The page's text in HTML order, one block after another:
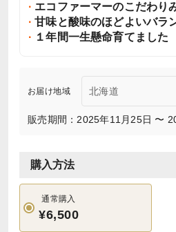
エコファーマーのこだわり
甘味と酸味のほどよいバラ
１年間一生懸命育てました
お届け地域
販売期間：2025年11月25日 〜
購入方法
通常購入
¥6,500